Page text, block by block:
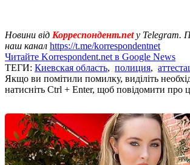
Новини від Корреспондент.net у Telegram.
наш канал https://t.me/korrespondentnet
Читайте Korrespondent.net в Google News
ТЕГИ: Киевская область, полиция,
Якщо ви помітили помилку, виділіть
натисніть Ctrl + Enter, щоб повідомити про